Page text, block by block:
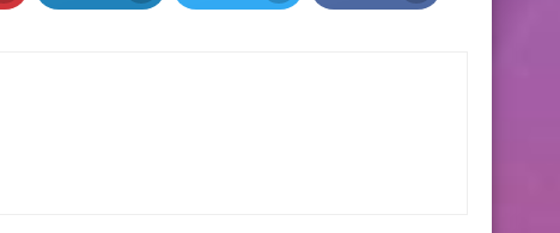
Facebook
Twitter
LinkedIn